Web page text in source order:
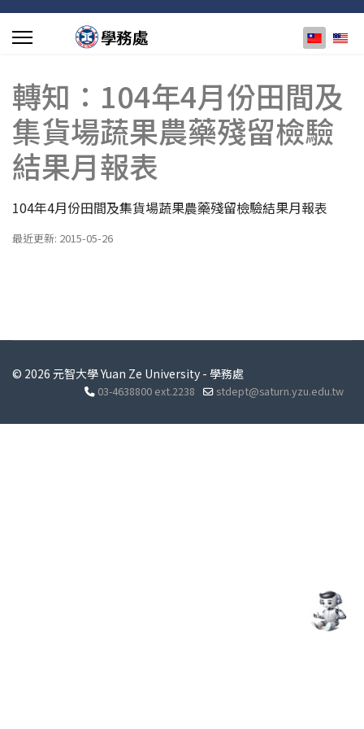
選擇你的
轉知：104年4月份田間及
集貨場蔬果農藥殘留檢驗
結果月報表
104年4月份田間及集貨場蔬果農藥殘留檢驗結果月報表
最近更新: 2015-05-26
© 2026 元智大學 Yuan Ze University - 學務處
03-4638800 ext.2238 stdept@saturn.yzu.edu.tw